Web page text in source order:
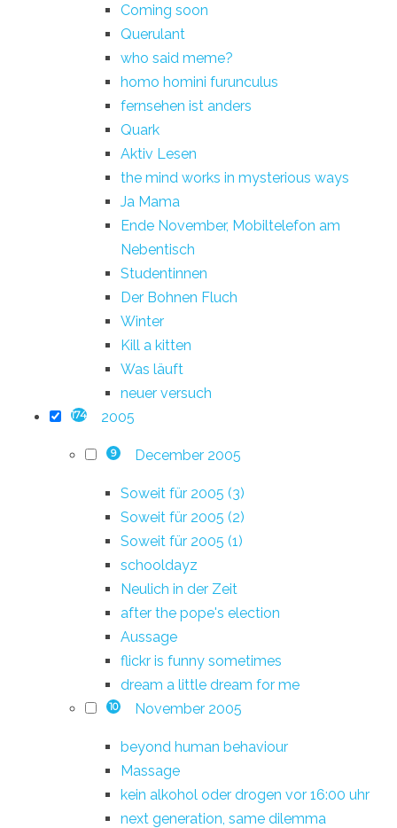
Coming soon
Querulant
who said meme?
homo homini furunculus
fernsehen ist anders
Quark
Aktiv Lesen
the mind works in mysterious ways
Ja Mama
Ende November, Mobiltelefon am
Nebentisch
Studentinnen
Der Bohnen Fluch
Winter
Kill a kitten
Was läuft
neuer versuch
174 2005
9 December 2005
Soweit für 2005 (3)
Soweit für 2005 (2)
Soweit für 2005 (1)
schooldayz
Neulich in der Zeit
after the pope's election
Aussage
flickr is funny sometimes
dream a little dream for me
10 November 2005
beyond human behaviour
Massage
kein alkohol oder drogen vor 16:00 uhr
next generation, same dilemma